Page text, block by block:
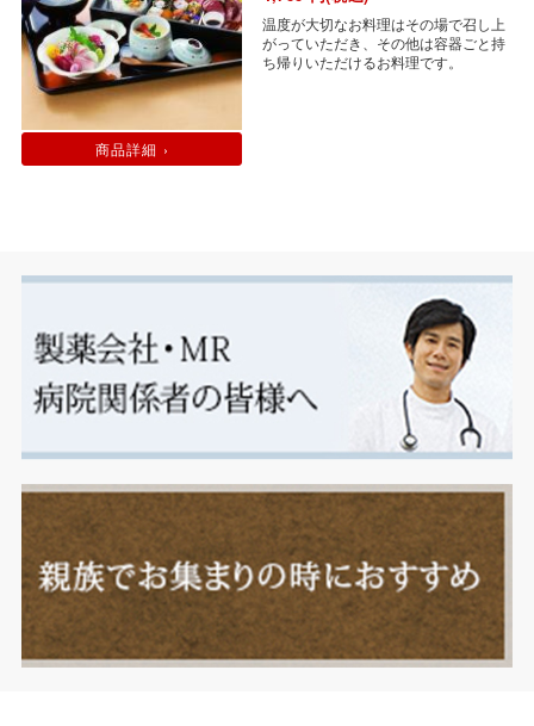
商品詳細 ›
温度が大切なお料理はその場で召し上
がっていただき、その他は容器ごと持
ち帰りいただけるお料理です。